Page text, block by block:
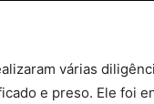
várias
e preso. Ele foi